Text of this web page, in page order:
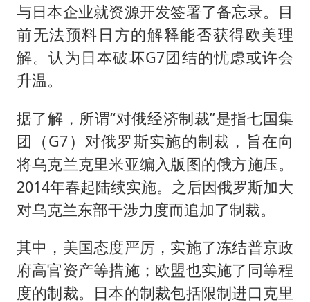
与日本企业就资源开发签署了备忘录。目
前无法预料日方的解释能否获得欧美理
解。认为日本破坏G7团结的忧虑或许会
升温。
据了解，所谓“对俄经济制裁”是指七国集
团（G7）对俄罗斯实施的制裁，旨在向
将乌克兰克里米亚编入版图的俄方施压。
2014年春起陆续实施。之后因俄罗斯加大
对乌克兰东部干涉力度而追加了制裁。
其中，美国态度严厉，实施了冻结普京政
府高官资产等措施；欧盟也实施了同等程
度的制裁。日本的制裁包括限制进口克里